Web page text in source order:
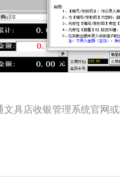
文具店收银管理系统官网